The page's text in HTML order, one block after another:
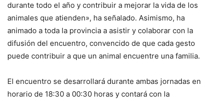
durante todo el año y contribuir a mejorar la vida de los
animales que atienden», ha señalado. Asimismo, ha
animado a toda la provincia a asistir y colaborar con la
difusión del encuentro, convencido de que cada gesto
puede contribuir a que un animal encuentre una familia.
El encuentro se desarrollará durante ambas jornadas en
horario de 18:30 a 00:30 horas y contará con la